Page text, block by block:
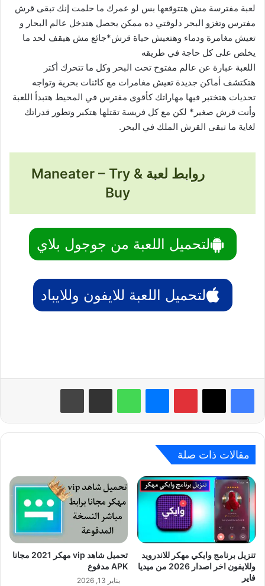
لعبة مفترسة مش هتتوقعها بس لو عمرك ما حلمت إنك تبقى قرش
مفترس وتغزو البحر دلوقتي ده ممكن يحصل هتدخل عالم البحار و
تعيش مغامرة ودماء وهتعيش حياة قرش*جائع مش هيقف لحد ما
يخلص على كل حاجة في طريقه
اللعبة عبارة عن عالم مفتوح تحت البحر وكل ما تتحرك أكتر
هتكتشف أماكن جديدة تعيش مغامرات مع كائنات بحرية وتواجه
تحديات هتختبر فيها مهاراتك كأقوى مفترس في المحيط هتبدأ اللعبة
وأنت قرش صغير* لكن مع كل فريسة تقتلها هتكبر وتطور قدراتك
لغاية ما تبقى القرش الملك في البحر.
روابط لعبة Maneater – Try &
Buy
لتحميل اللعبة من جوجول بلاي
لتحميل اللعبة للايفون وللايباد
بينتيريست واتساب
مقالات ذات صلة
تنزيل برنامج وايكي مهكر للاندرويد
وللايفون اخر اصدار 2026 من ميديا
فاير
تحميل شاهد vip مهكر 2021 مجانا
APK مدفوع
يناير 13, 2026